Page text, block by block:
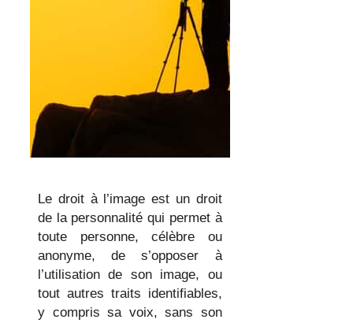
Le droit à l’image est un droit
de la personnalité qui permet à
toute personne, célèbre ou
anonyme, de s’opposer à
l’utilisation de son image, ou
tout autres traits identifiables,
y compris sa voix, sans son